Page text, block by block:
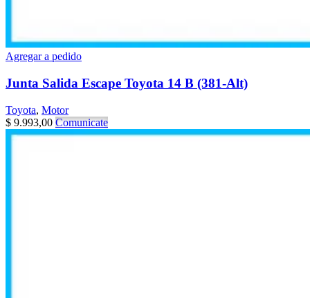
Agregar a pedido
Junta Salida Escape Toyota 14 B (381-Alt)
Toyota, Motor
$ 9.993,00 Comunicate